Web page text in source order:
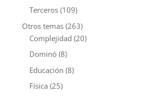
Terceros(109)
Otros temas(263)
Complejidad (20)
Dominó(8)
Educación (8)
Física (25)